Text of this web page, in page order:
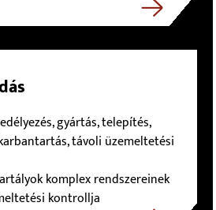
gyártás, telepítés,
távoli üzemeltetési
komplex rendszereinek
kontrollja